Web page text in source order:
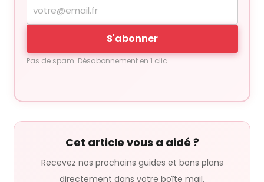
adresse
mail
S'abonner
Pas de spam. Désabonnement en 1 clic.
Cet article vous a aidé ?
Recevez nos prochains guides et bons plans
directement dans votre boîte mail.